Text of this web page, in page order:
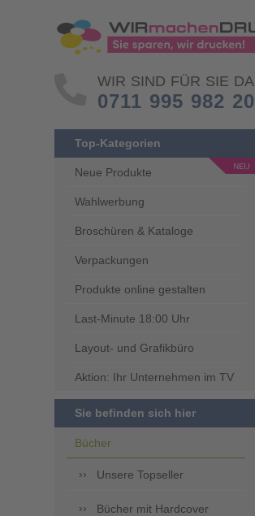
WIR SIND FÜR SIE DA
0711 995 982 20
Top-Kategorien
Neue Produkte
Wahlwerbung
Broschüren & Kataloge
Verpackungen
Produkte online gestalten
Last-Minute 18:00 Uhr
Layout- und Grafikbüro
Aktion: Ihr Unternehmen im TV
Sie befinden sich hier
Bücher
Unsere Topseller
Bücher mit Hardcover